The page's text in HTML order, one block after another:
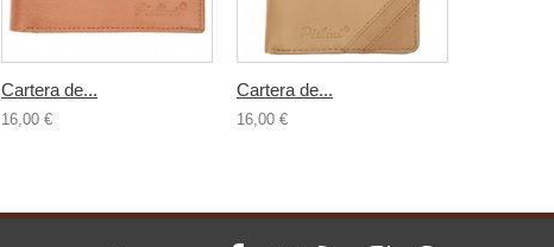
Cartera de...
16,00 €
Cartera de...
16,00 €